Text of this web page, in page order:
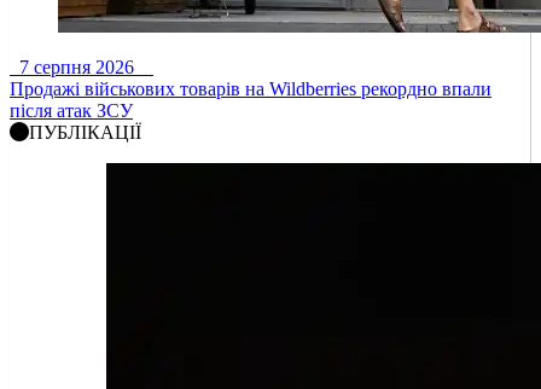
7 серпня 2026
Продажі військових товарів на Wildberries рекордно впали
після атак ЗСУ
ПУБЛІКАЦІЇ